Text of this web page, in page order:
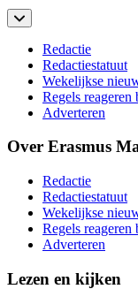
Redactie
Redactiestatuut
Wekelijkse
Regels
Adverteren
Over Erasmus
Redactie
Redactiestatuut
Wekelijkse
Regels
Adverteren
Lezen en kijken